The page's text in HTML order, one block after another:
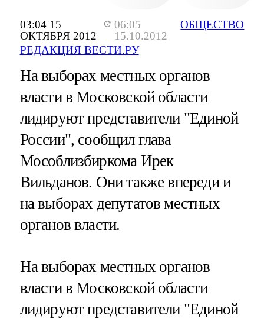
03:04 15
ОКТЯБРЯ 2012
06:05
15.10.2012
РЕДАКЦИЯ ВЕСТИ.РУ
ОБЩЕСТВО
На выборах местных органов
власти в Московской области
лидируют представители "Единой
России", сообщил глава
Мособлизбиркома Ирек
Вильданов. Они также впереди и
на выборах депутатов местных
органов власти.
На выборах местных органов
власти в Московской области
лидируют представители "Единой